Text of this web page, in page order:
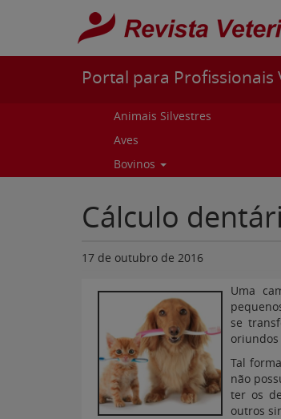
Pular para o conteúdo
Portal para Profissionais
Animais Silvestres
Aves
Bovinos
Cálculo
17 de outubro de 2016
Uma
se
oriundos
Tal
não
ter os
outros